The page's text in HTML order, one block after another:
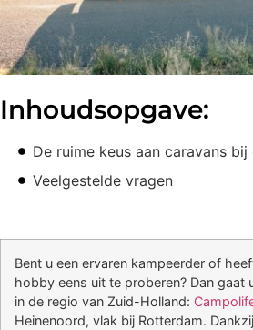
Inhoudsopgave:
De ruime keus aan caravans
Veelgestelde vragen
Bent u een ervaren kampeerder of
hobby eens uit te proberen? Dan gaat
in de regio van Zuid-Holland:
Heinenoord, vlak bij Rotterdam.